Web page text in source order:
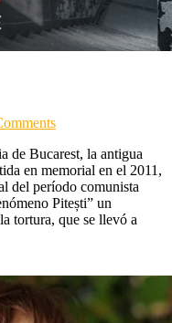
on
la
memoria
de Bucarest, la antigua
en memorial en el 2011,
del período comunista
Pitești” un
tortura, que se llevó a